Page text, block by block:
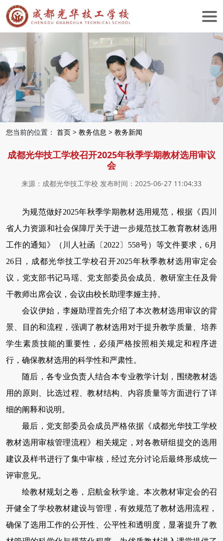
您当前的位置： 首页 > 教务信息 > 教务新闻
成都光华技工学校召开2025年秋季学期教材选用审议
会
来源：成都光华技工学校 发布时间：2025-06-27 11:04:33
为规范做好2025年秋季学期教材选用规范，根据《四川
省人力资源和社会保障厅关于进一步规范技工教育教材选用
工作的通知》（川人社函〔2022〕558号）等文件要求，6月
26日，成都光华技工学校召开2025年秋季教材选用审定会
议，党支部书记马瑶、党支部委员会成员、教研室主任及骨
干教师出席会议，会议由校长助理李娅主持。
会议伊始，李娅助理首先介绍了本次教材选用审议的背
景、目的和流程，强调了教材选用对于提升教学质量、培养
学生素质技能的重要性，必须严格按照相关规定和程序进
行，确保教材选用的科学性和严肃性。
随后，各专业负责人结合本专业教学计划，围绕教材选
用的原则、比选过程、教材结构、内容质量等方面进行了详
细的阐释和说明。
最后，党支部委员会成员严格依据《成都光华技工学校
教材选用审核管理流程》相关规定，对各教研组提交的选用
建议及样书进行了集中审核，经过充分讨论后最终形成统一
评审意见。
绘教材规划之卷，启航金秋学途。本次教材审定会的召
开健全了学校教材建设与管理，有效规范了教材选用流程，
确保了选用工作的公开性、公平性和透明度，显著提升了教